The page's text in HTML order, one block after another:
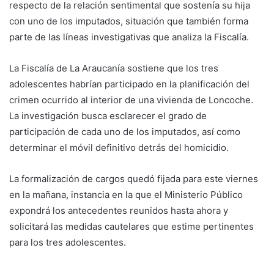
respecto de la relación sentimental que sostenía su hija
con uno de los imputados, situación que también forma
parte de las líneas investigativas que analiza la Fiscalía.
La Fiscalía de La Araucanía sostiene que los tres
adolescentes habrían participado en la planificación del
crimen ocurrido al interior de una vivienda de Loncoche.
La investigación busca esclarecer el grado de
participación de cada uno de los imputados, así como
determinar el móvil definitivo detrás del homicidio.
La formalización de cargos quedó fijada para este viernes
en la mañana, instancia en la que el Ministerio Público
expondrá los antecedentes reunidos hasta ahora y
solicitará las medidas cautelares que estime pertinentes
para los tres adolescentes.